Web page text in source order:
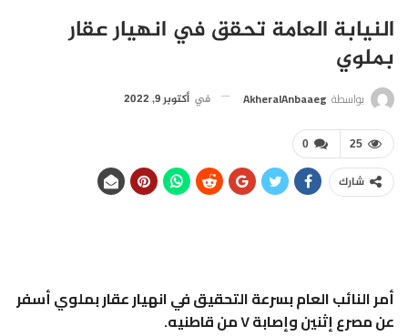
النيابة العامة تحقق في انهيار عقار
بملوي
بواسطة AkheralAnbaaeg في أكتوبر 9, 2022
0 25
شارك
أمر النائب العام بسرعة التحقيق في انهيار عقار بملوي أسفر
عن مصرع إثنين وإصابة ٧ من قاطنيه.